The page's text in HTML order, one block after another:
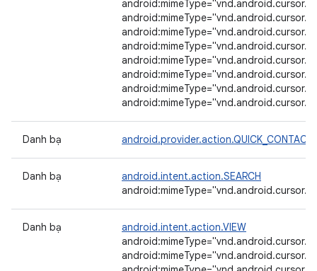
Danh bạ android.provider.action.QUICK_CONTACT
Danh bạ
android.intent.action.SEARCH
Danh bạ
android.intent.action.VIEW